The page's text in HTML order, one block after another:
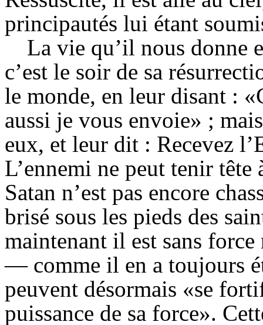
principautés lui étant
La vie qu’il nous donne
c’est le soir de sa
le monde, en leur disant :
aussi je vous envoie» ;
eux, et leur dit : Recevez
L’ennemi ne peut tenir
Satan n’est pas encore
brisé sous les pieds des
maintenant il est sans
— comme il en a toujours
peuvent désormais «se
puissance de sa force».